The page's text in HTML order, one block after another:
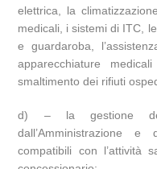
elettrica, la
medicali, i sistemi di ITC,
e guardaroba,
apparecchiature
smaltimento dei rifiuti
d) – la gestione dei
dall’Amministrazione e
compatibili con l’attività